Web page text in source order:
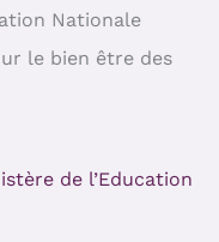
Nationale
le bien être des
de l’Education